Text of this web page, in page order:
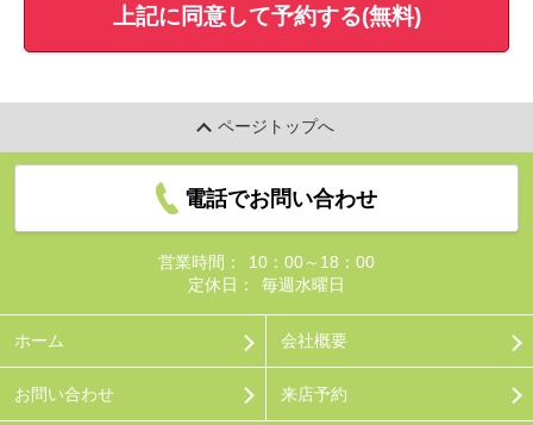
上記に同意して予約する(無料)
ページトップへ
電話でお問い合わせ
営業時間：
10：00～18：00
定休日：
毎週水曜日
ホーム 会社概要
お問い合わせ 来店予約